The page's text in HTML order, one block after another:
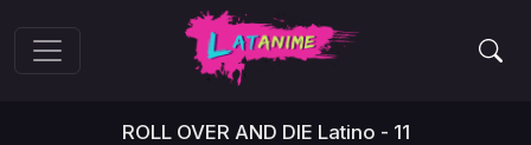
ROLL OVER AND DIE Latino - 11